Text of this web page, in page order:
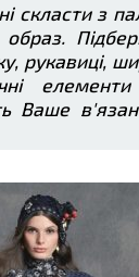
скласти з
рукавиці,
елементи
Ваше